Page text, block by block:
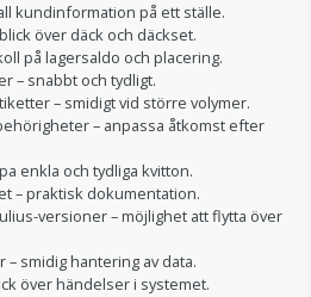
kundinformation på ett ställe.
över däck och däckset.
på lagersaldo och placering.
– snabbt och tydligt.
– smidigt vid större volymer.
– anpassa åtkomst efter
enkla och tydliga kvitton.
– praktisk dokumentation.
versioner – möjlighet att flytta över
smidig hantering av data.
över händelser i systemet.